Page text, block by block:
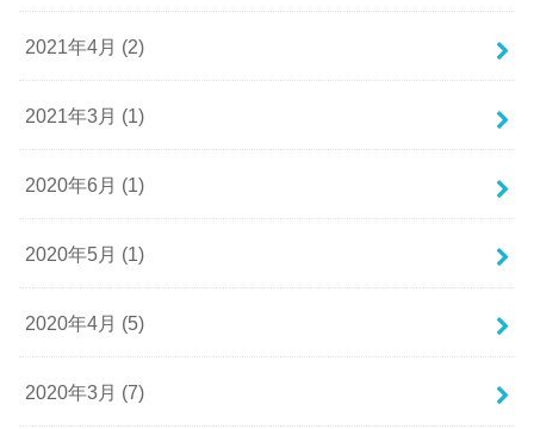
2021年4月 (2)
2021年3月 (1)
2020年6月 (1)
2020年5月 (1)
2020年4月 (5)
2020年3月 (7)